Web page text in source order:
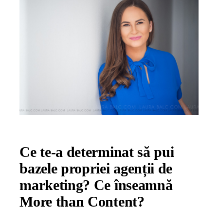
Ce te-a determinat să pui
bazele propriei agenții de
marketing? Ce înseamnă
More than Content?